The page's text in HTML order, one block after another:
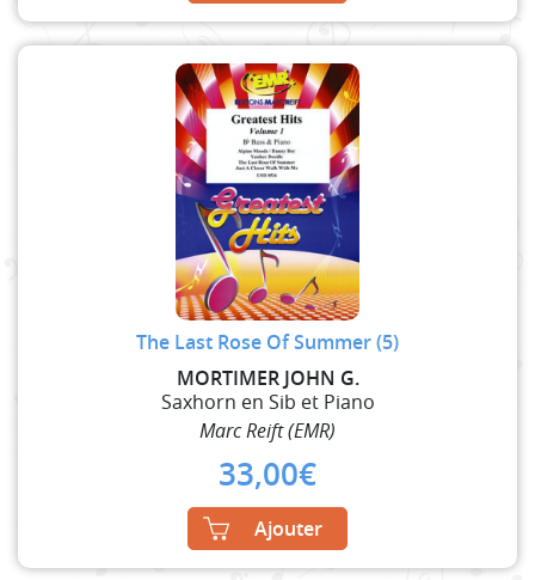
The Last Rose Of Summer (5)
MORTIMER JOHN G.
Saxhorn en Sib et Piano
Marc Reift (EMR)
33,00€
Ajouter